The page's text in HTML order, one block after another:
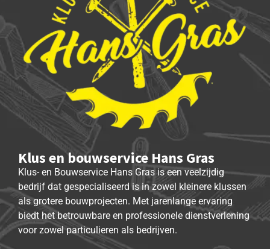
Klus en bouwservice Hans Gras
Klus- en Bouwservice Hans Gras is een veelzijdig
bedrijf dat gespecialiseerd is in zowel kleinere klussen
als grotere bouwprojecten. Met jarenlange ervaring
biedt het betrouwbare en professionele dienstverlening
voor zowel particulieren als bedrijven.